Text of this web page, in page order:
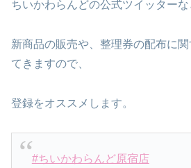
ちいかわらんどの公式ツイッターな
新商品の販売や、整理券の配布に
てきますので、
登録をオススメします。
#ちいかわらんど原宿店